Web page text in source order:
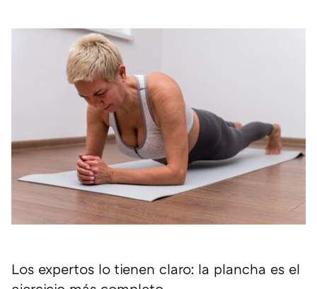
Los expertos lo tienen claro: la plancha es el